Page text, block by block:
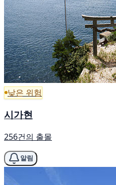
낮은 위험
시가현
256건의 출몰
알림